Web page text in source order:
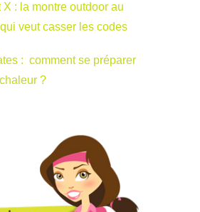
X : la montre outdoor au
veut casser les codes
: comment se préparer
?